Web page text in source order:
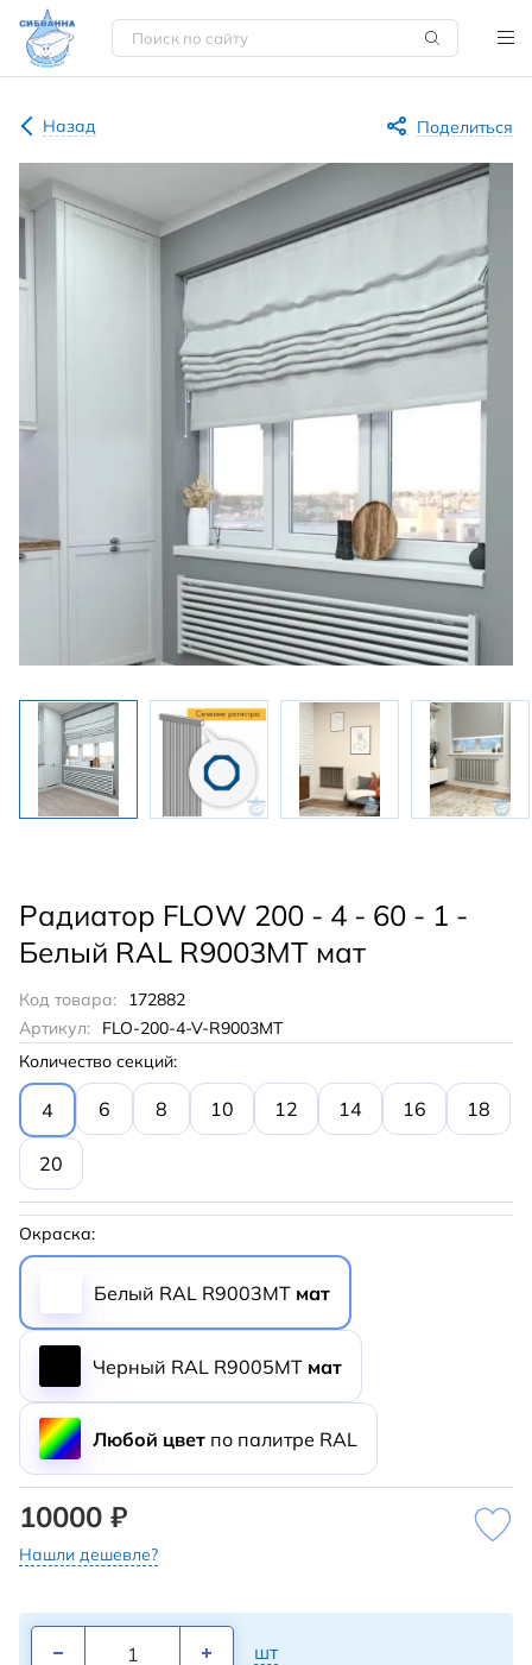
Назад Поделиться
Радиатор FLOW 200 - 4 - 60 - 1 -
Белый RAL R9003MT мат
Код товара:
172882
Артикул:
FLO-200-4-V-R9003MT
Количество секций:
4 6 8 10 12 14 16 18
20
Окраска:
Белый RAL R9003MT мат
Черный RAL R9005MT мат
Любой цвет по палитре RAL
10000 ₽
Нашли дешевле?
шт